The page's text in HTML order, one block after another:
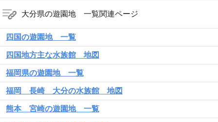
大分県の遊園地 一覧関連ページ
四国の遊園地 一覧
四国地方主な水族館 地図
福岡県の遊園地 一覧
福岡 長崎 大分の水族館 地図
熊本 宮崎の遊園地 一覧